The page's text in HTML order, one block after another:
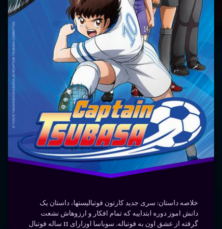
نوشته شده دردسامبر 25, 2023
توسط
Bot
دسته بندی ها:
سریال
خلاصه داستان: سری جدید کارتون فوتبالیست‎ها، داستان یک
دانش اموز دوره ابتداییه که تمام افکار و ارزوهاش نشعت
گرفته از عشق اون به فوتباله. سوباسا اوزارای 11 ساله فوتبال
فارسی
سریال
شجاعت
فوتبال
محبوب
ورزشی